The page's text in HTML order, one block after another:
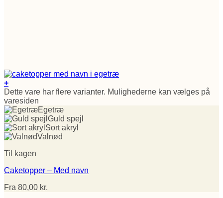
+
Dette vare har flere varianter. Mulighederne kan vælges på
varesiden
Egetræ
Guld spejl
Sort akryl
Valnød
Til kagen
Caketopper – Med navn
Fra 80,00 kr.